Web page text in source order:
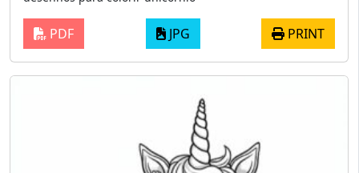
PDF JPG PRINT